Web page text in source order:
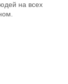
на всех